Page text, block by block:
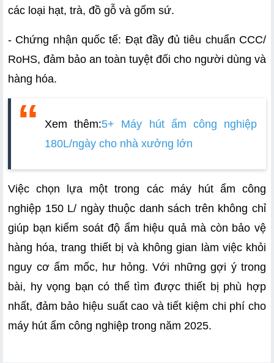
các loại hạt, trà, đồ gỗ và gốm sứ.
- Chứng nhận quốc tế: Đạt đầy đủ tiêu chuẩn CCC/
RoHS, đảm bảo an toàn tuyệt đối cho người dùng và
hàng hóa.
Xem thêm:5+ Máy hút ẩm công nghiệp
180L/ngày cho nhà xưởng lớn
Việc chọn lựa một trong các máy hút ẩm công
nghiệp 150 L/ ngày thuộc danh sách trên không chỉ
giúp bạn kiểm soát độ ẩm hiệu quả mà còn bảo vệ
hàng hóa, trang thiết bị và không gian làm việc khỏi
nguy cơ ẩm mốc, hư hỏng. Với những gợi ý trong
bài, hy vọng bạn có thể tìm được thiết bị phù hợp
nhất, đảm bảo hiệu suất cao và tiết kiệm chi phí cho
máy hút ẩm công nghiệp trong năm 2025.